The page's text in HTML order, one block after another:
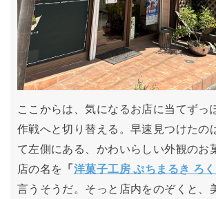
ここからは、気になるお店に当てずっ
作戦へと切り替える。早速見つけたの
て左側にある、かわいらしい外観のお
店の名を 「 洋菓子工房 ぷちまるき ろ
言うそうだ。そっと店内をのぞくと、